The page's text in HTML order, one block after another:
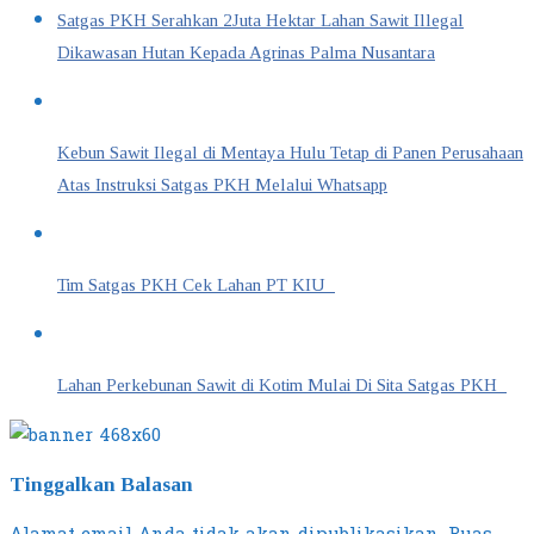
Satgas PKH Serahkan 2Juta Hektar Lahan Sawit Illegal
Dikawasan Hutan Kepada Agrinas Palma Nusantara
Kebun Sawit Ilegal di Mentaya Hulu Tetap di Panen Perusahaan
Atas Instruksi Satgas PKH Melalui Whatsapp
Tim Satgas PKH Cek Lahan PT KIU
Lahan Perkebunan Sawit di Kotim Mulai Di Sita Satgas PKH
Tinggalkan Balasan